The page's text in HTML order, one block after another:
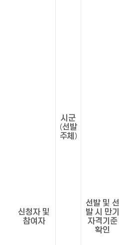
신청자 및
참여자
시군
(선발
주체)
선발 및 선
발 시 만기
자격기준
확인